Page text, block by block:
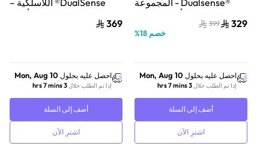
الزاهية - أحمر صاخب
329
399
خصم 18
%
احصل عليه بحلول Mon, Aug 10
إذا تم الطلب خلال3 hrs 7 mins
أضف إلى السلة
اشترِ الآن
أبيض
369
احصل عليه بحلول Mon, Aug 10
إذا تم الطلب خلال3 hrs 7 mins
أضف إلى السلة
اشترِ الآن